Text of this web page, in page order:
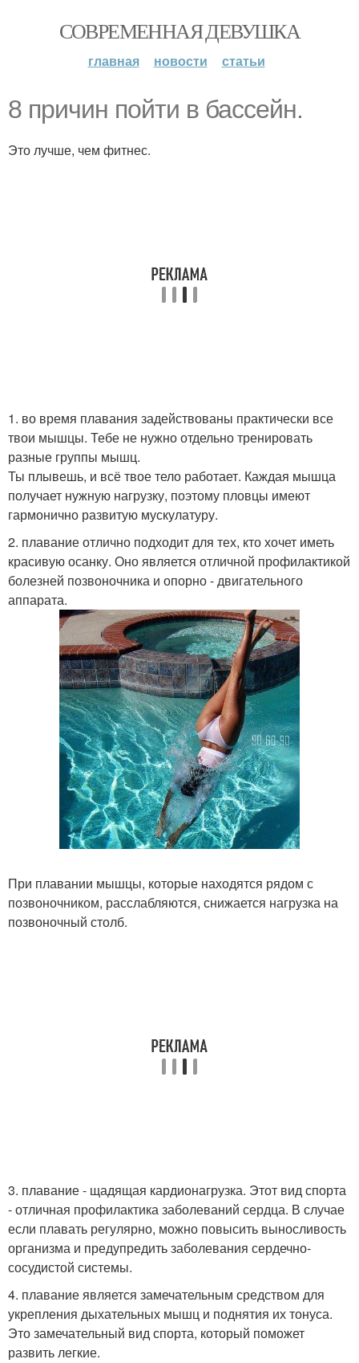
СОВРЕМЕННАЯ ДЕВУШКА
главная новости статьи
8 причин пойти в бассейн.
Это лучше, чем фитнес.
1. во время плавания задействованы практически все
твои мышцы. Тебе не нужно отдельно тренировать
разные группы мышц.
Ты плывешь, и всё твое тело работает. Каждая мышца
получает нужную нагрузку, поэтому пловцы имеют
гармонично развитую мускулатуру.
2. плавание отлично подходит для тех, кто хочет иметь
красивую осанку. Оно является отличной профилактикой
болезней позвоночника и опорно - двигательного
аппарата.
При плавании мышцы, которые находятся рядом с
позвоночником, расслабляются, снижается нагрузка на
позвоночный столб.
3. плавание - щадящая кардионагрузка. Этот вид спорта
- отличная профилактика заболеваний сердца. В случае
если плавать регулярно, можно повысить выносливость
организма и предупредить заболевания сердечно-
сосудистой системы.
4. плавание является замечательным средством для
укрепления дыхательных мышц и поднятия их тонуса.
Это замечательный вид спорта, который поможет
развить легкие.